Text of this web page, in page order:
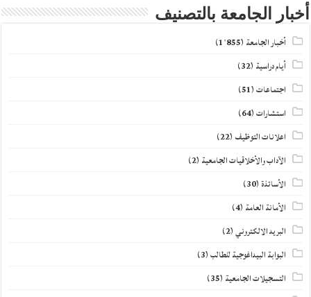
أخبار الجامعة بالتصنيف
أخبار الجامعة (1٬855)
أيام دراسية (32)
اجتماعات(51)
استشارات(64)
اعلانات التوظيف (22)
الآداب والأخلاقيات الجامعية (2)
الأساتذة(30)
الأمانة العامة (4)
البريد الالكتروني(2)
البوابة البيداغوجية للطالب(3)
التسجيلات الجامعية (35)